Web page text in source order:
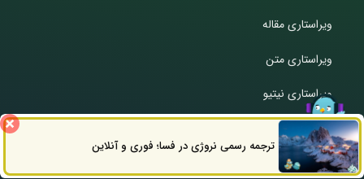
ویراستاری مقاله
ویراستاری متن
ویراستاری نیتیو
گواهی نامه ویراستاری
ترجمه رسمی نروژی در فسا؛ فوری و آنلاینراه های ارتباطی